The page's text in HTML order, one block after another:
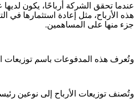
عندما تحقق الشركة أرباحًا، يكون
هذه الأرباح، مثل إعادة استثمارها في
جزء منها على المساهمين.
وتُعرف هذه المدفوعات باسم توزيعات
وتُصنف توزيعات الأرباح إلى نوعين